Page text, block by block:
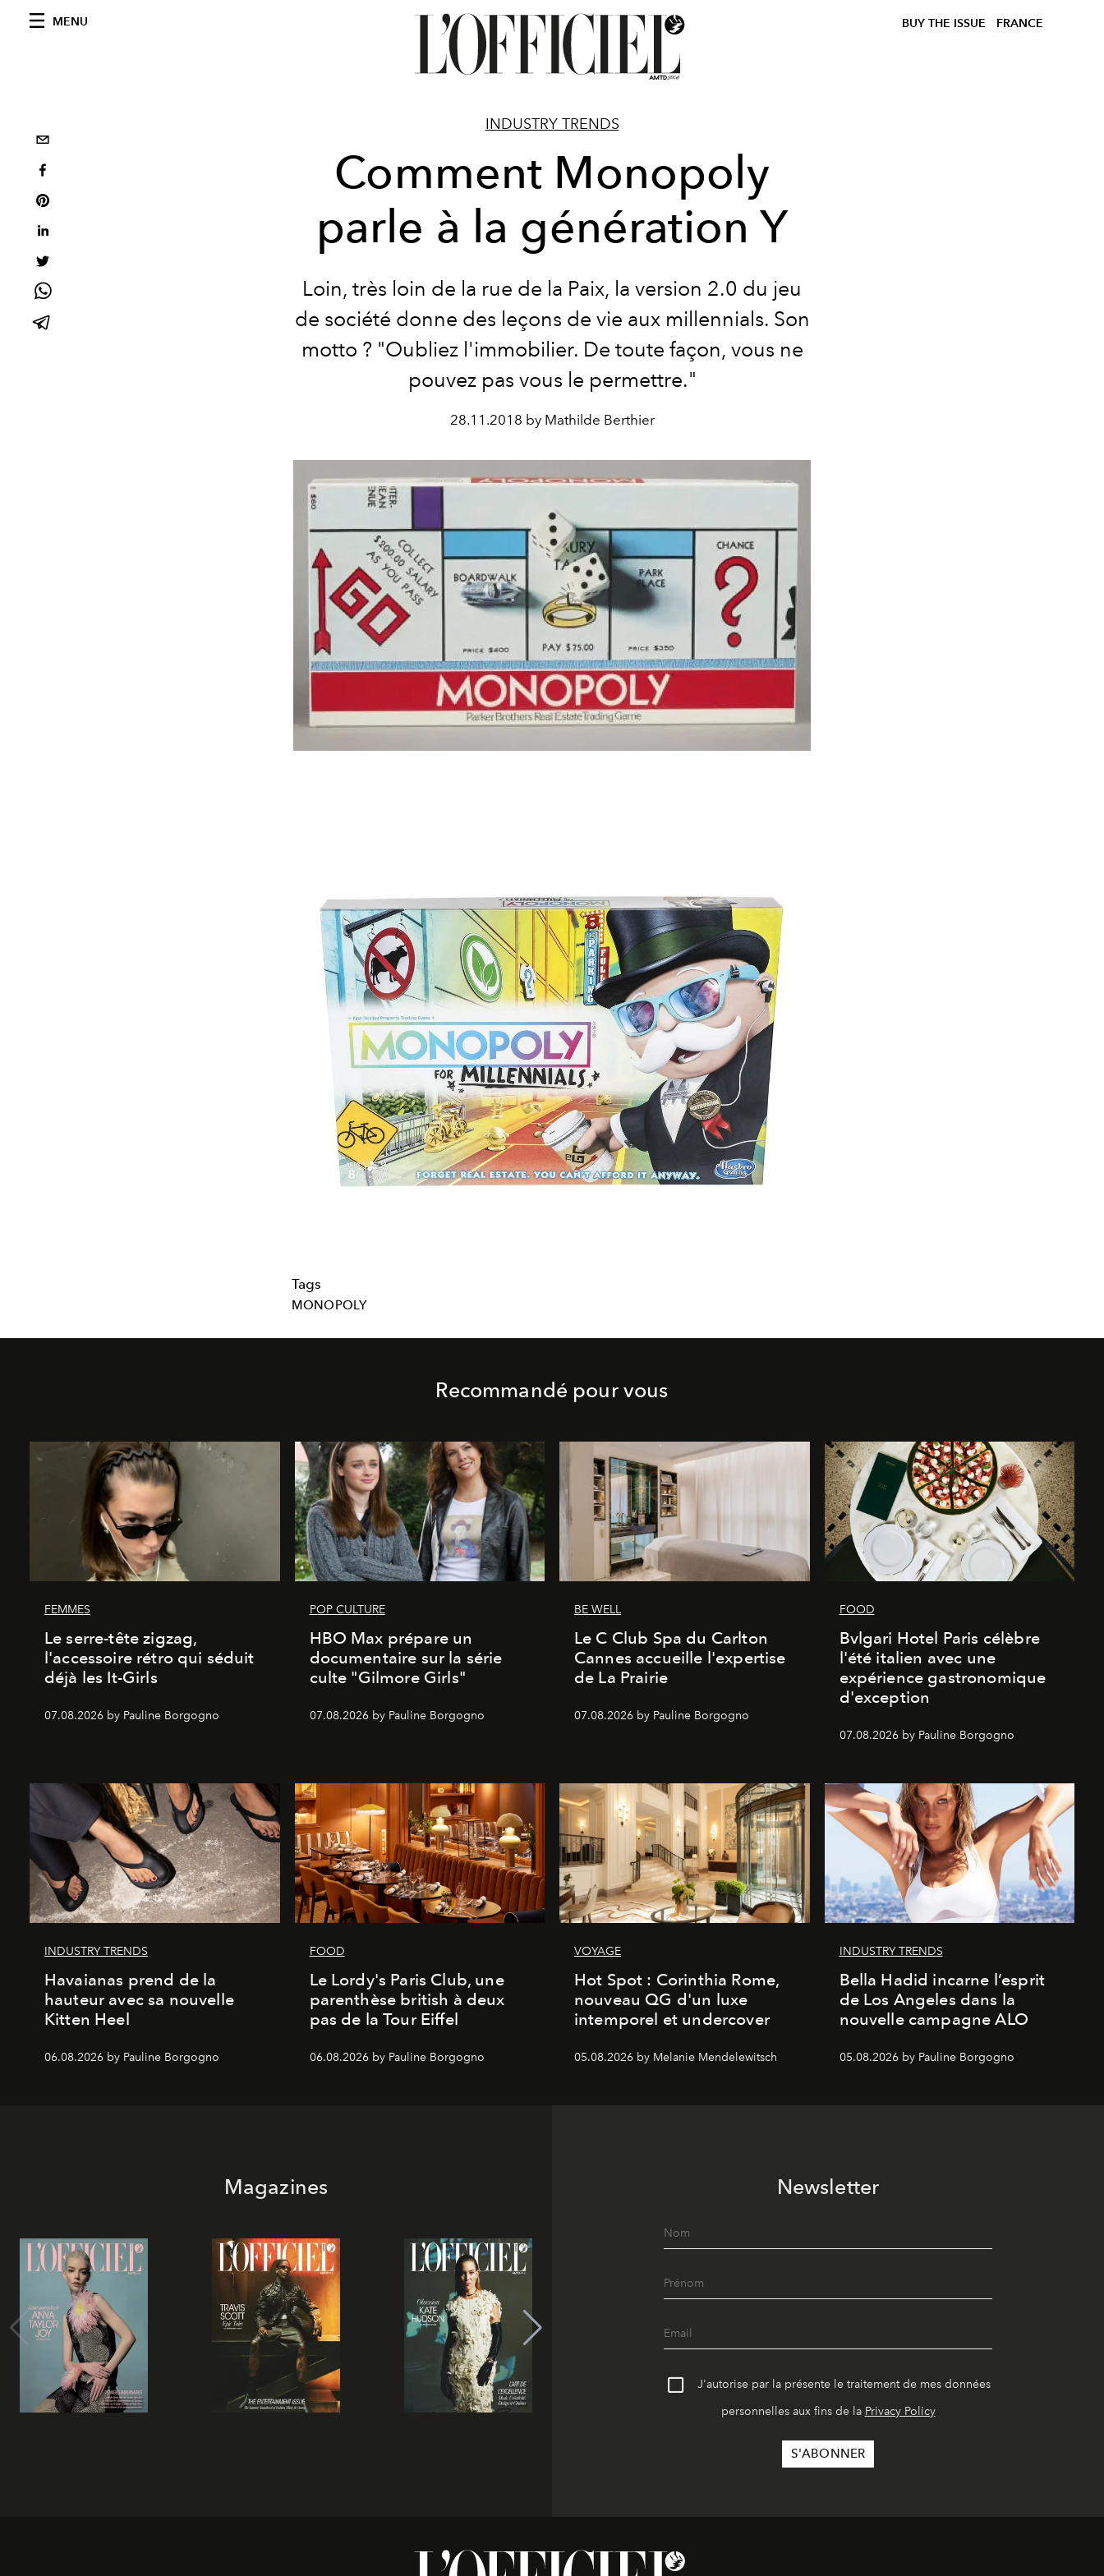
MENU BUY THE ISSUE FRANCE
INDUSTRY TRENDS
Comment Monopoly
parle à la génération Y
Loin, très loin de la rue de la Paix, la version 2.0 du jeu
de société donne des leçons de vie aux millennials. Son
motto ? "Oubliez l'immobilier. De toute façon, vous ne
pouvez pas vous le permettre."
28.11.2018 by Mathilde Berthier
Tags
MONOPOLY
Recommandé pour vous
FEMMES
Le serre-tête zigzag,
l'accessoire rétro qui séduit
déjà les It-Girls
07.08.2026 by Pauline Borgogno
POP CULTURE
HBO Max prépare un
documentaire sur la série
culte "Gilmore Girls"
07.08.2026 by Pauline Borgogno
BE WELL
Le C Club Spa du Carlton
Cannes accueille l'expertise
de La Prairie
07.08.2026 by Pauline Borgogno
FOOD
Bvlgari Hotel Paris célèbre
l'été italien avec une
expérience gastronomique
d'exception
07.08.2026 by Pauline Borgogno
INDUSTRY TRENDS
Havaianas prend de la
hauteur avec sa nouvelle
Kitten Heel
06.08.2026 by Pauline Borgogno
FOOD
Le Lordy's Paris Club, une
parenthèse british à deux
pas de la Tour Eiffel
06.08.2026 by Pauline Borgogno
VOYAGE
Hot Spot : Corinthia Rome,
nouveau QG d'un luxe
intemporel et undercover
05.08.2026 by Melanie Mendelewitsch
INDUSTRY TRENDS
Bella Hadid incarne l’esprit
de Los Angeles dans la
nouvelle campagne ALO
05.08.2026 by Pauline Borgogno
Magazines Newsletter
J'autorise par la présente le traitement de mes données
personnelles aux fins de la Privacy Policy